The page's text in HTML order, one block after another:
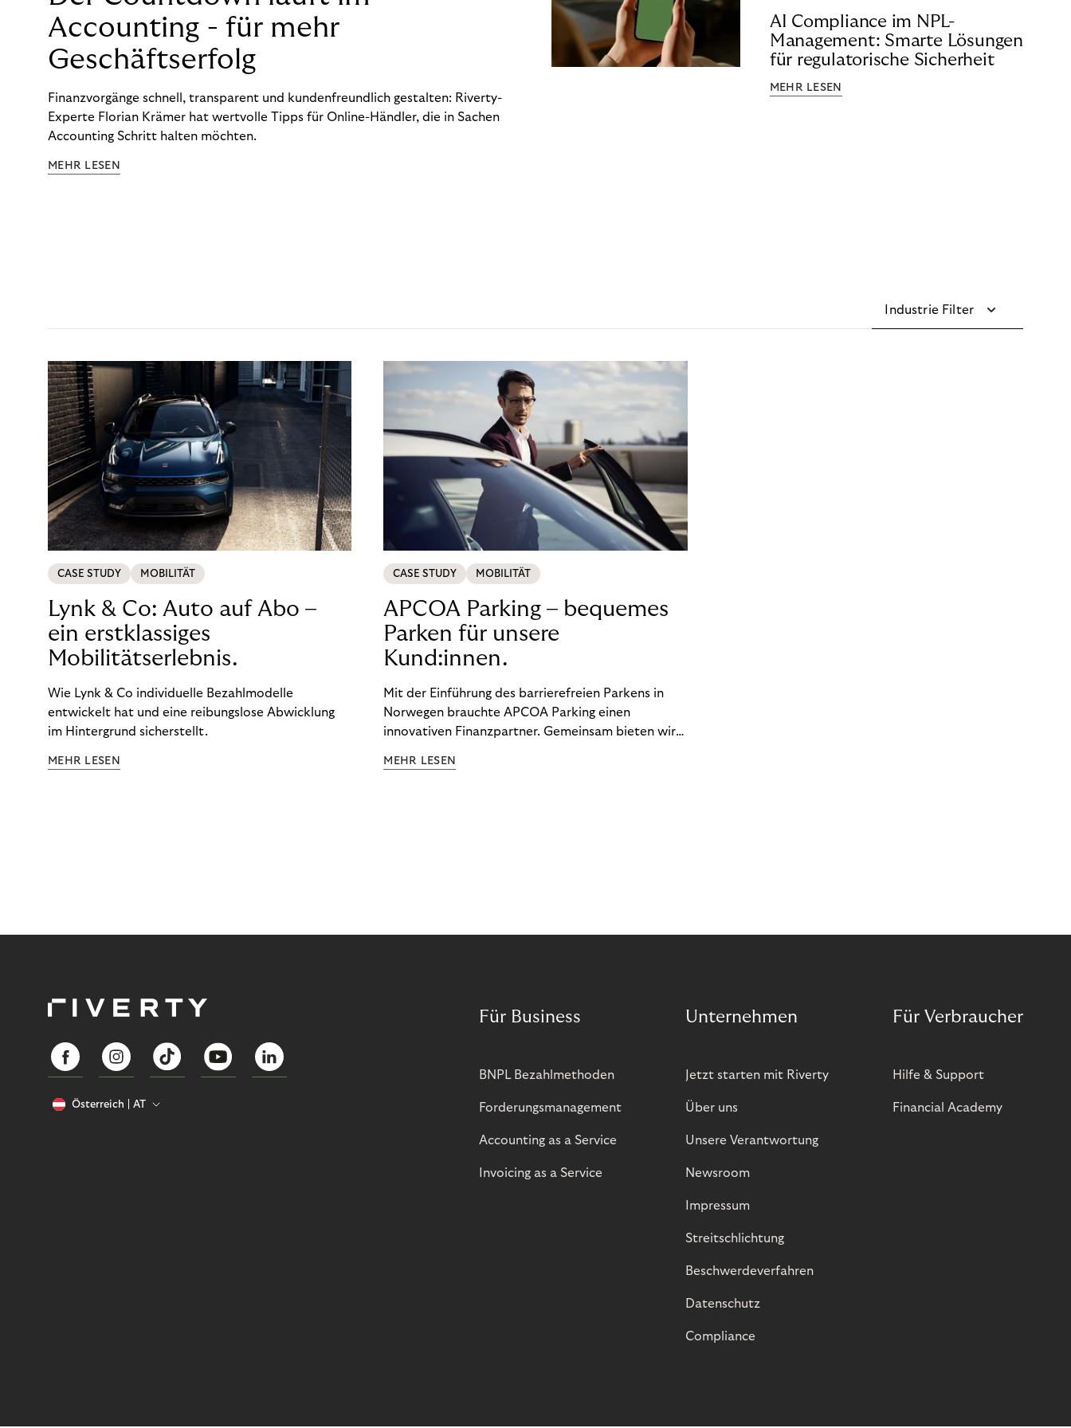
Accounting - für mehr
Geschäftserfolg
Finanzvorgänge schnell, transparent und kundenfreundlich gestalten: Riverty-
Experte Florian Krämer hat wertvolle Tipps für Online-Händler, die in Sachen
Accounting Schritt halten möchten.
MEHR LESEN
AI Compliance im NPL-
Management: Smarte Lösungen
für regulatorische Sicherheit
MEHR LESEN
Industrie Filter
CASE STUDY MOBILITÄT
Lynk & Co: Auto auf Abo –
ein erstklassiges
Mobilitätserlebnis.
Wie Lynk & Co individuelle Bezahlmodelle
entwickelt hat und eine reibungslose Abwicklung
im Hintergrund sicherstellt.
MEHR LESEN
CASE STUDY MOBILITÄT
APCOA Parking – bequemes
Parken für unsere
Kund:innen.
Mit der Einführung des barrierefreien Parkens in
Norwegen brauchte APCOA Parking einen
innovativen Finanzpartner. Gemeinsam bieten wir
Erlebnis.
MEHR LESEN
Österreich AT
Für Business
BNPL Bezahlmethoden
Forderungsmanagement
Accounting as a Service
Invoicing as a Service
Unternehmen
Jetzt starten mit Riverty
Über uns
Unsere Verantwortung
Newsroom
Impressum
Streitschlichtung
Beschwerdeverfahren
Datenschutz
Compliance
Für Verbraucher
Hilfe & Support
Financial Academy